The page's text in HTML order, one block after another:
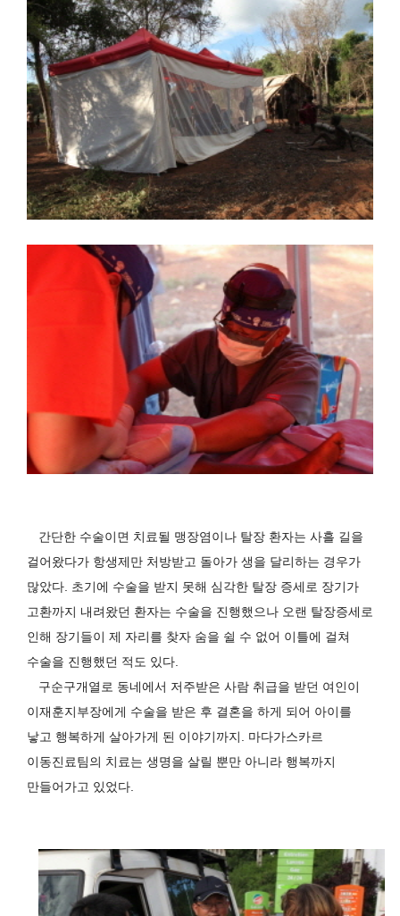
간단한 수술이면 치료될 맹장염이나 탈장 환자는 사흘 길을
걸어왔다가 항생제만 처방받고 돌아가 생을 달리하는 경우가
많았다. 초기에 수술을 받지 못해 심각한 탈장 증세로 장기가
고환까지 내려왔던 환자는 수술을 진행했으나 오랜 탈장증세로
인해 장기들이 제 자리를 찾자 숨을 쉴 수 없어 이틀에 걸쳐
수술을 진행했던 적도 있다.
구순구개열로 동네에서 저주받은 사람 취급을 받던 여인이
이재훈지부장에게 수술을 받은 후 결혼을 하게 되어 아이를
낳고 행복하게 살아가게 된 이야기까지. 마다가스카르
이동진료팀의 치료는 생명을 살릴 뿐만 아니라 행복까지
만들어가고 있었다.